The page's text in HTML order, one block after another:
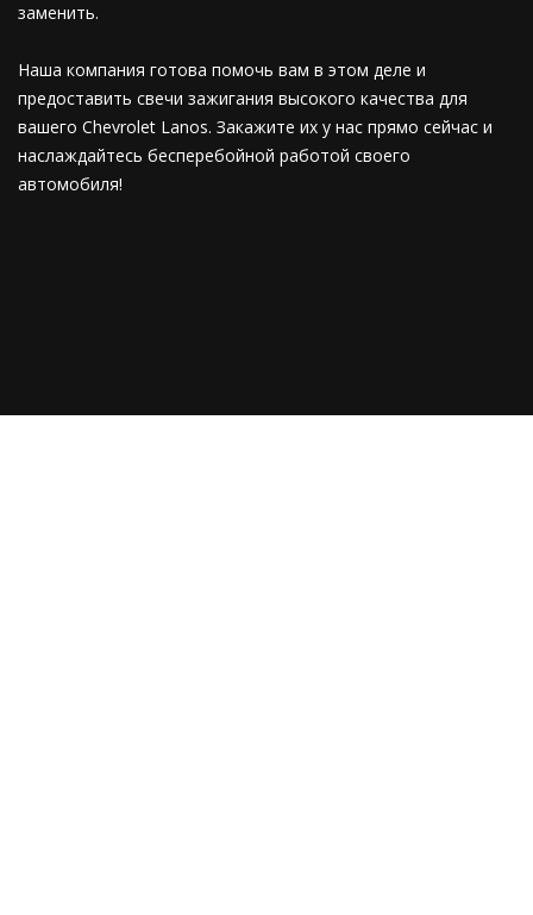
заменить.
Наша компания готова помочь вам в этом деле и
предоставить свечи зажигания высокого качества для
вашего Chevrolet Lanos. Закажите их у нас прямо сейчас и
наслаждайтесь бесперебойной работой своего
автомобиля!